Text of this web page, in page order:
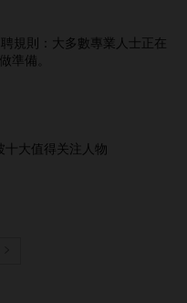
規則：大多數專業人士正在
準備。
十大值得关注人物